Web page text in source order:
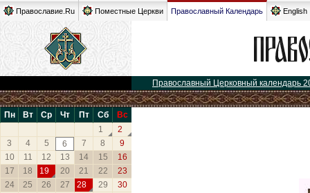
Православие.Ru Поместные Церкви Православный Календарь English
Православный Церковный календарь
Пн Вт Ср Чт Пт Сб
Вс
1
2
3
4 5 6 7 8
9
10
11 12 13 14 15
16
17
18 19 20 21 22
23
24
25 26 27 28 29
30